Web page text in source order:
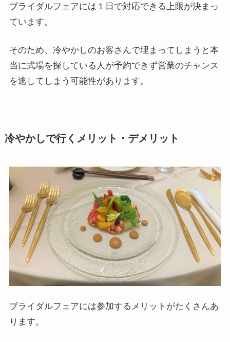
ブライダルフェアには１日で対応できる上限が決まっ
ています。
そのため、冷やかしのお客さんで埋まってしまうと本
当に式場を探している人が予約できず営業のチャンス
を逃してしまう可能性があります。
冷やかしで行くメリット・デメリット
ブライダルフェアには参加するメリットがたくさんあ
ります。